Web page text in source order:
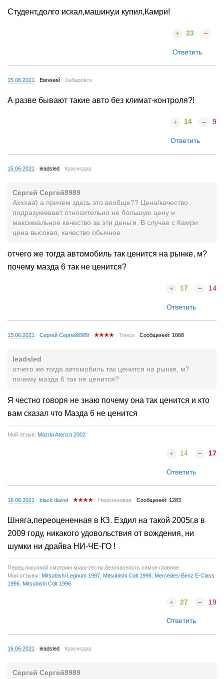
Студент,долго искал,машину,и купил,Камри!
23
Ответить
15.06.2021 Евгений Хабаровск
А разве бывают такие авто без климат-контроля?!
14 9
Ответить
15.06.2021 leadsled Краснодар
Сергей Сергей8989
Ахххаа) а причем здесь это вообще?? Цена/качество
подразумевает относительно не большую цену и
максимальное качество за эти деньги. В случае с Камри
цена высокая, качество обычное
отчего же тогда автомобиль так ценится на рынке, м?
почему мазда 6 так не ценится?
17 14
Ответить
15.06.2021 Сергей Сергей8989 Томск Сообщений: 1068
leadsled
отчего же тогда автомобиль так ценится на рынке, м?
почему мазда 6 так не ценится?
Я честно говоря не знаю почему она так ценится и кто
вам сказал что Мазда 6 не ценится
Мой отзыв: Mazda Atenza 2002
14 17
Ответить
16.06.2021 black diavel Нерезиновая Сообщений: 1283
Шняга,переоцененная в КЗ. Ездил на такой 2005г.в в
2009 году, никакого удовольствия от вождения, ни
шумки ни драйва НИ-ЧЕ-ГО !
Перед покупкой смотрим краш-тесты,безопасность самое главное.
Мои отзывы: Mitsubishi Legnum 1997 Mitsubishi Colt 1998 Mercedes-Benz E-Class
1996 Mitsubishi Colt 1996
27 19
Ответить
16.06.2021 leadsled Краснодар
Сергей Сергей8989